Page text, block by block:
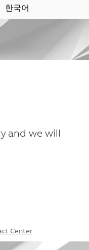
한국어
and we will
Center